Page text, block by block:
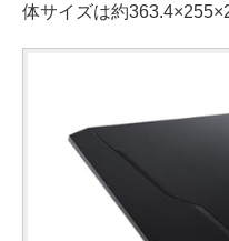
体サイズは約